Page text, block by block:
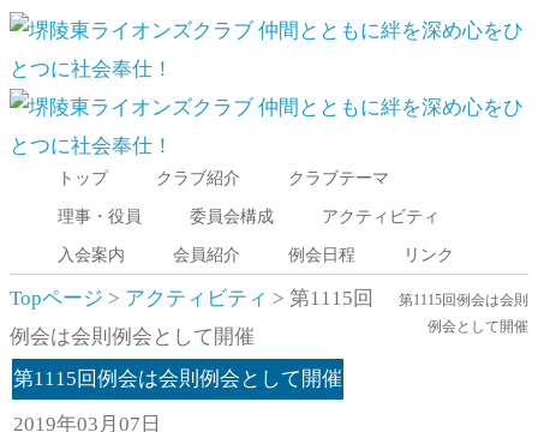
Menu
トップ クラブ紹介 クラブテーマ
理事・役員 委員会構成 アクティビティ
入会案内 会員紹介 例会日程 リンク
Topページ > アクティビティ > 第1115回
例会は会則例会として開催
第1115回例会は会則
例会として開催
第1115回例会は会則例会として開催
2019年03月07日